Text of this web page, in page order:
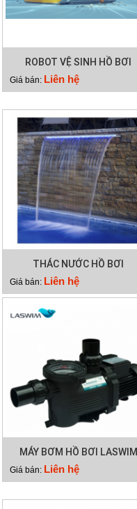
ROBOT VỆ SINH HỒ BƠI
HYDRO 3
Giá bán: Liên hệ
THÁC NƯỚC HỒ BƠI
Giá bán: Liên hệ
MÁY BƠM HỒ BƠI LASWIM
WL-KP756
Giá bán: Liên hệ